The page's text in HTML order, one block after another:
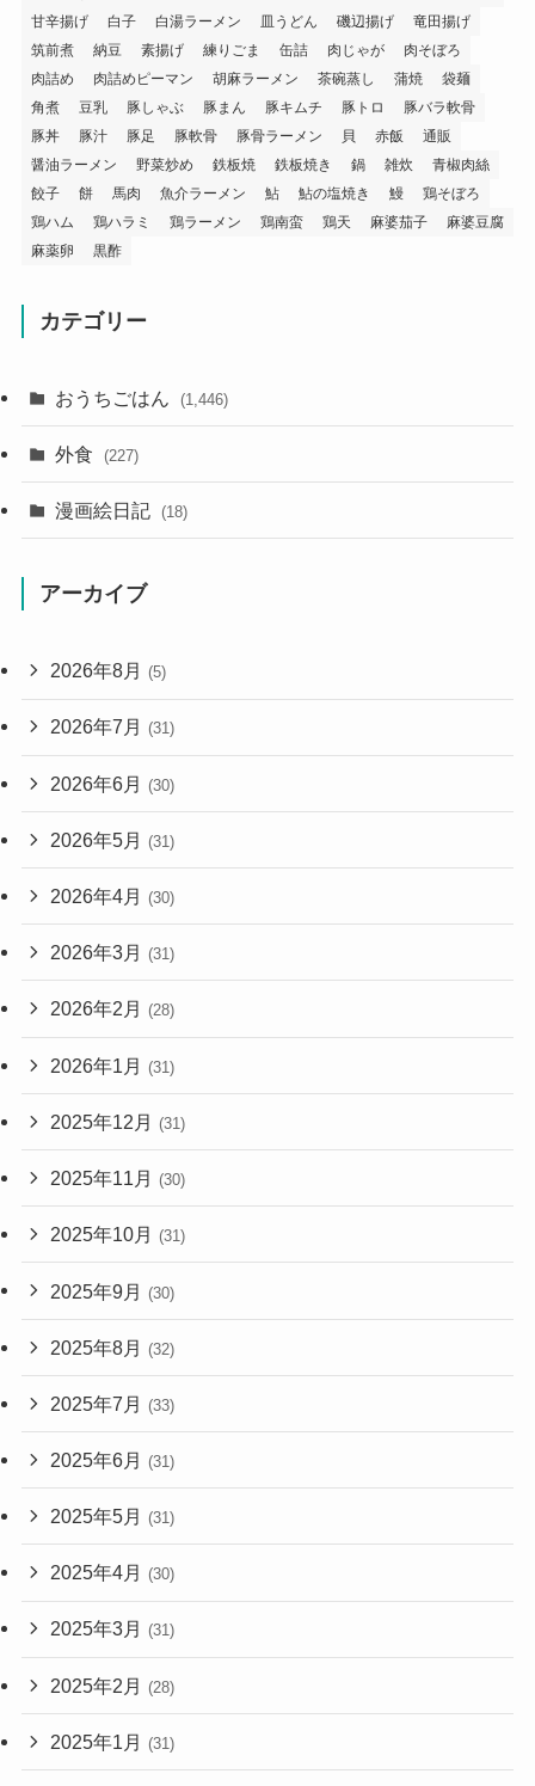
甘辛揚げ
白子 白湯ラーメン 皿うどん 磯辺揚げ
竜田揚げ
筑前煮
納豆 素揚げ 練りごま 缶詰 肉じゃが
肉そぼろ
肉詰め
肉詰めピーマン 胡麻ラーメン 茶碗蒸し 蒲焼
袋麺
角煮
豆乳 豚しゃぶ 豚まん 豚キムチ 豚トロ
豚バラ軟骨
豚丼
豚汁 豚足 豚軟骨 豚骨ラーメン 貝 赤飯
通販
醤油ラーメン
野菜炒め 鉄板焼 鉄板焼き 鍋 雑炊
青椒肉絲
餃子
餅 馬肉 魚介ラーメン 鮎 鮎の塩焼き 鰻
鶏そぼろ
鶏ハム
鶏ハラミ 鶏ラーメン 鶏南蛮 鶏天 麻婆茄子
麻婆豆腐
麻薬卵
黒酢
カテゴリー
おうちごはん (1,446)
外食 (227)
漫画絵日記 (18)
アーカイブ
2026年8月 (5)
2026年7月 (31)
2026年6月 (30)
2026年5月 (31)
2026年4月 (30)
2026年3月 (31)
2026年2月 (28)
2026年1月 (31)
2025年12月 (31)
2025年11月 (30)
2025年10月 (31)
2025年9月 (30)
2025年8月 (32)
2025年7月 (33)
2025年6月 (31)
2025年5月 (31)
2025年4月 (30)
2025年3月 (31)
2025年2月 (28)
2025年1月 (31)